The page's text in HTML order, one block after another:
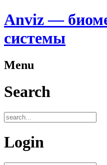
Anviz —
системы
Menu
Search
Login